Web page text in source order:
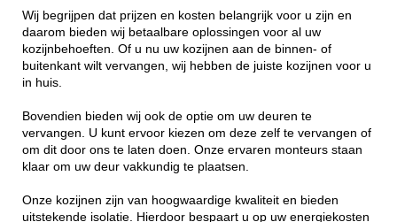
Wij begrijpen dat prijzen en kosten belangrijk voor u zijn en
daarom bieden wij betaalbare oplossingen voor al uw
kozijnbehoeften. Of u nu uw kozijnen aan de binnen- of
buitenkant wilt vervangen, wij hebben de juiste kozijnen voor u
in huis.
Bovendien bieden wij ook de optie om uw deuren te
vervangen. U kunt ervoor kiezen om deze zelf te vervangen of
om dit door ons te laten doen. Onze ervaren monteurs staan
klaar om uw deur vakkundig te plaatsen.
Onze kozijnen zijn van hoogwaardige kwaliteit en bieden
uitstekende isolatie. Hierdoor bespaart u op uw energiekosten